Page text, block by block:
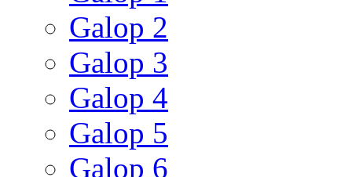
Galop 2
Galop 3
Galop 4
Galop 5
Galop 6